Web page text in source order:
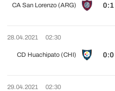
CA San Lorenzo (ARG) 0:1
28.04.2021 02:30
CD Huachipato (CHI) 0:0
29.04.2021 02:30